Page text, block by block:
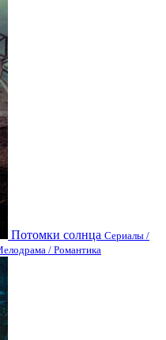
Потомки солнца Сериалы /
/ Романтика